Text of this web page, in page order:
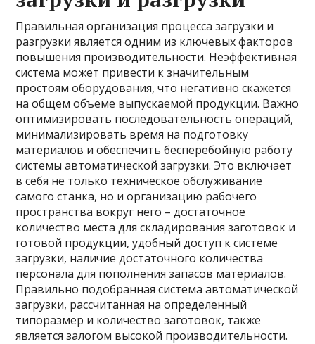
Правильная организация процесса загрузки и
разгрузки является одним из ключевых факторов
повышения производительности. Неэффективная
система может привести к значительным
простоям оборудования, что негативно скажется
на общем объеме выпускаемой продукции. Важно
оптимизировать последовательность операций,
минимализировать время на подготовку
материалов и обеспечить бесперебойную работу
системы автоматической загрузки. Это включает
в себя не только техническое обслуживание
самого станка, но и организацию рабочего
пространства вокруг него – достаточное
количество места для складирования заготовок и
готовой продукции, удобный доступ к системе
загрузки, наличие достаточного количества
персонала для пополнения запасов материалов.
Правильно подобранная система автоматической
загрузки, рассчитанная на определенный
типоразмер и количество заготовок, также
является залогом высокой производительности.